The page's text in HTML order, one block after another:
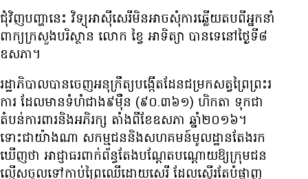
ជុំវិញបញ្ហានេះ វិទ្យុអាស៊ីសេរី​មិន​អាច​សុំ​ការ​ឆ្លើយតប​ពី​អ្នកនាំ
ពាក្យ​ក្រសួង​បរិស្ថាន លោក ខ្វៃ អាទិត្យា បាន​ទេ​នៅ​ថ្ងៃ​ទី​៨​
ឧសភា។
រដ្ឋាភិបាល​បាន​ចេញ​អនុក្រឹត្យ​បង្កើត​ដែន​ជម្រក​សត្វ​ព្រៃព្រះរ
ការ ដែល​មាន​ទំហំ​ជាង​៩​ម៉ឺន (៩០.៣៦១) ហិកតា ទុក​ជា​
តំបន់​ការពារ​និង​អភិរក្ស តាំង​ពី​ខែ​ឧសភា ឆ្នាំ​២០១៦។
ទោះជាយ៉ាងណា សកម្មជន​និង​សហគមន៍​មូលដ្ឋាន​តែង​រក
ឃើញ​ថា អាជ្ញាធរ​ពាក់ព័ន្ធ​តែង​បណ្ដែតបណ្ដោយ​ឱ្យ​ក្រុម​ជន
ល្មើស​ចូល​ទៅ​កាប់​ព្រៃឈើ​ដោយ​សេរី ដែល​ស្តើរ​តែ​បំផ្លាញ​